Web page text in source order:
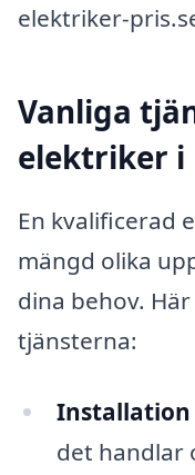
elektriker-
Vanliga
elektriker i
En kvalificerad
mängd olika
dina behov.
tjänsterna:
Installation
det handlar